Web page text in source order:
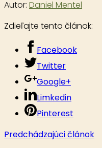
Autor: Daniel Mentel
Zdieľajte tento článok:
Facebook
Twitter
Google+
Limkedin
Pinterest
Predchádzajúci článok